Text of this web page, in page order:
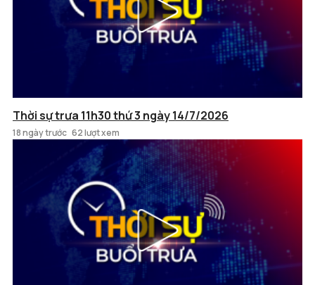
Thời sự trưa 11h30 thứ 3 ngày 14/7/2026
18 ngày trước 62 lượt xem